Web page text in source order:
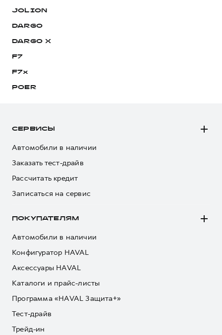
JOLION
DARGO
DARGO Х
F7
F7x
POER
СЕРВИСЫ
Автомобили в наличии
Заказать тест-драйв
Рассчитать кредит
Записаться на сервис
ПОКУПАТЕЛЯМ
Автомобили в наличии
Конфигуратор HAVAL
Аксессуары HAVAL
Каталоги и прайс-листы
Программа «HAVAL Защита+»
Тест-драйв
Трейд-ин